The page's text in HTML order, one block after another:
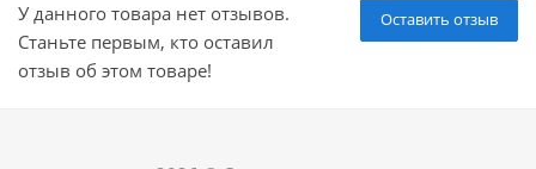
Оставить отзыв
У данного товара нет отзывов.
Станьте первым, кто оставил
отзыв об этом товаре!